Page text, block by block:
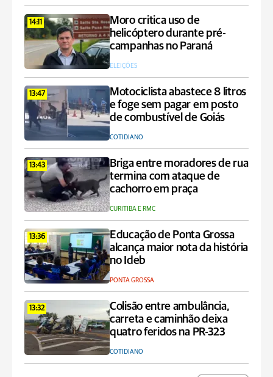
14:11
Moro critica uso de
helicóptero durante pré-
campanhas no Paraná
ELEIÇÕES
13:47
Motociclista abastece 8 litros
e foge sem pagar em posto
de combustível de Goiás
COTIDIANO
13:43
Briga entre moradores de rua
termina com ataque de
cachorro em praça
CURITIBA E RMC
13:36
Educação de Ponta Grossa
alcança maior nota da história
no Ideb
PONTA GROSSA
13:32
Colisão entre ambulância,
carreta e caminhão deixa
quatro feridos na PR-323
COTIDIANO